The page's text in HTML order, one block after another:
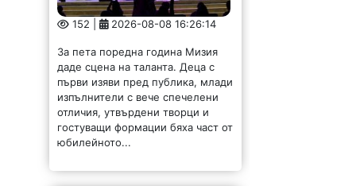
152 | 2026-08-08 16:26:14
даде сцена на таланта. Деца с
първи изяви пред публика, млади
изпълнители с вече спечелени
отличия, утвърдени творци и
гостуващи формации бяха част от
юбилейното...